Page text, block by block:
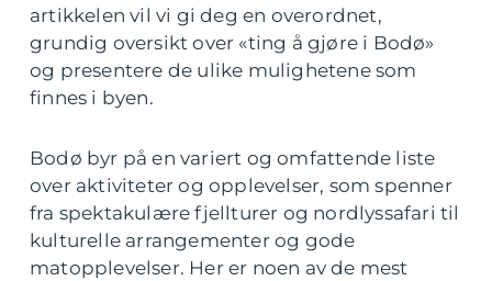
artikkelen vil vi gi deg en overordnet,
grundig oversikt over «ting å gjøre i Bodø»
og presentere de ulike mulighetene som
finnes i byen.
Bodø byr på en variert og omfattende liste
over aktiviteter og opplevelser, som spenner
fra spektakulære fjellturer og nordlyssafari til
kulturelle arrangementer og gode
matopplevelser. Her er noen av de mest